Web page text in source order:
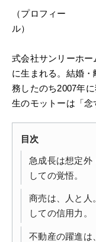
（プロフィー
小
式会社サンリーホー
に生まれる。結婚
務したのち2007年
生のモットーは「念
目次
急成長は想定外
しての覚悟。
商売は、人と人
しての信用力。
不動産の躍進は